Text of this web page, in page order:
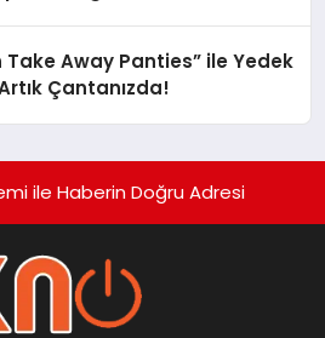
Take Away Panties” ile Yedek
Çantanızda!
ile Haberin Doğru Adresi